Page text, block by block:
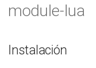
i
geoip2
Seguridad
NGINX-MOD - NGINX
salud para RHEL
module-lua
Instalación